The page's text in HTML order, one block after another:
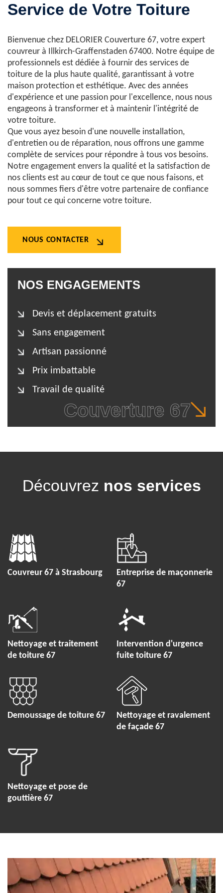
Service de Votre Toiture
Bienvenue chez DELORIER Couverture 67, votre expert
couvreur à Illkirch-Graffenstaden 67400. Notre équipe de
professionnels est dédiée à fournir des services de
toiture de la plus haute qualité, garantissant à votre
maison protection et esthétique. Avec des années
d'expérience et une passion pour l'excellence, nous nous
engageons à transformer et à maintenir l'intégrité de
votre toiture.
Que vous ayez besoin d'une nouvelle installation,
d'entretien ou de réparation, nous offrons une gamme
complète de services pour répondre à tous vos besoins.
Notre engagement envers la qualité et la satisfaction de
nos clients est au cœur de tout ce que nous faisons, et
nous sommes fiers d'être votre partenaire de confiance
pour tout ce qui concerne votre toiture.
NOUS CONTACTER
NOS ENGAGEMENTS
Devis et déplacement gratuits
Sans engagement
Artisan passionné
Prix imbattable
Travail de qualité
Couverture 67
Découvrez nos services
Couvreur 67 à Strasbourg
Entreprise de maçonnerie
67
Nettoyage et traitement
de toiture 67
Intervention d'urgence
fuite toiture 67
Demoussage de toiture 67
Nettoyage et ravalement
de façade 67
Nettoyage et pose de
gouttière 67